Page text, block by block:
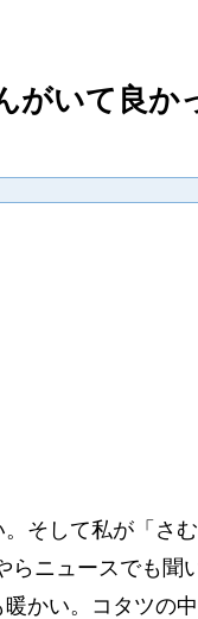
がいて良か
そして私が「さ
らニュースでも
かい。コタツの